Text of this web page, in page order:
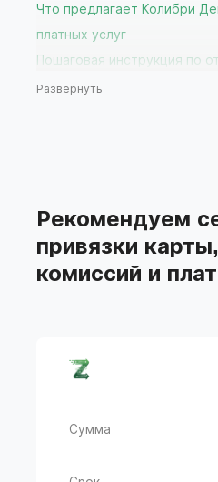
Что предлагает Колибри
платных услуг
Пошаговая инструкция по
Колибри Деньги
Рекомендации по выбору
Развернуть
Рекомендуем
привязки
комиссий и
Сумма